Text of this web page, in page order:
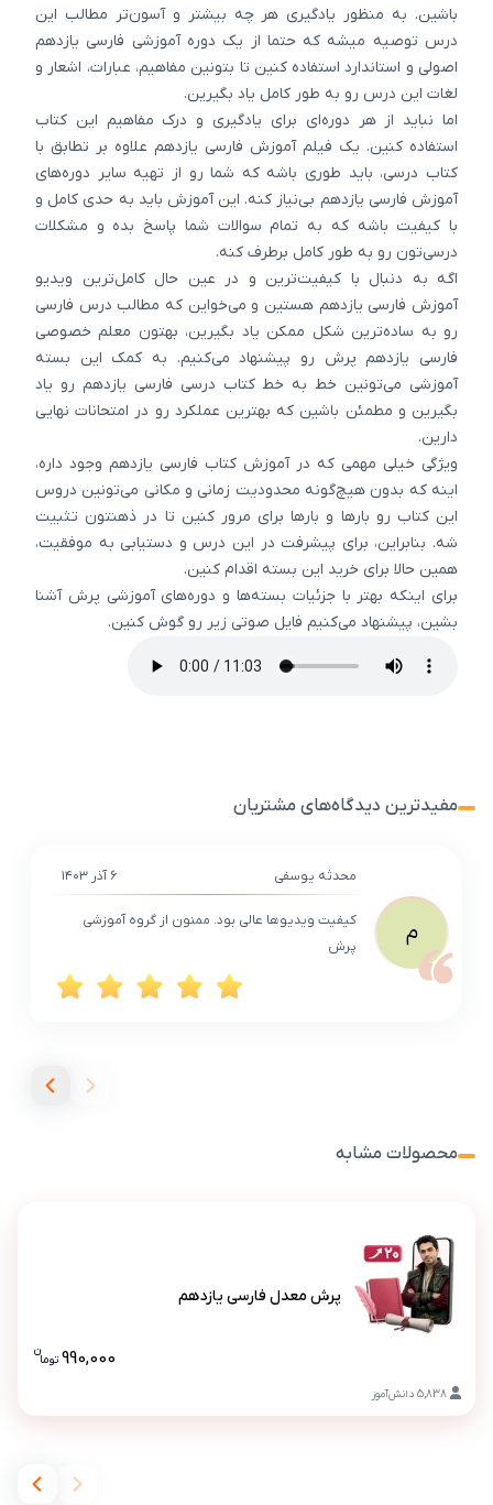
باشین. به منظور یادگیری هر چه بیشتر و آسون‌تر مطالب این
درس توصیه میشه که حتما از یک دوره آموزشی فارسی یازدهم
اصولی و استاندارد استفاده کنین تا بتونین مفاهیم، عبارات، اشعار و
لغات این درس رو به طور کامل یاد بگیرین.
اما نباید از هر دوره‌ای برای یادگیری و درک مفاهیم این کتاب
استفاده کنین. یک فیلم آموزش فارسی یازدهم علاوه بر تطابق با
کتاب درسی، باید طوری باشه که شما رو از تهیه سایر دوره‌های
آموزش فارسی یازدهم بی‌نیاز کنه. این آموزش باید به حدی کامل و
با کیفیت باشه که به تمام سوالات شما پاسخ بده و مشکلات
درسی‌تون رو به طور کامل برطرف کنه.
اگه به دنبال با کیفیت‌ترین و در عین حال کامل‌ترین ویدیو
آموزش فارسی یازدهم هستین و می‌خواین که مطالب درس فارسی
رو به ساده‌ترین شکل ممکن یاد بگیرین، بهتون معلم خصوصی
فارسی یازدهم پرش رو پیشنهاد می‌کنیم. به کمک این بسته
آموزشی می‌‎تونین خط به خط کتاب درسی فارسی یازدهم رو یاد
بگیرین و مطمئن باشین که بهترین عملکرد رو در امتحانات نهایی
دارین.
ویژگی خیلی مهمی که در آموزش کتاب فارسی یازدهم وجود داره،
اینه که بدون هیچ‌گونه محدودیت زمانی و مکانی می‌تونین دروس
این کتاب رو بارها و بارها برای مرور کنین تا در ذهنتون تثبیت
شه. بنابراین، برای پیشرفت در این درس و دستیابی به موفقیت،
همین حالا برای خرید این بسته اقدام کنین.
برای اینکه بهتر با جزئیات بسته‌ها و دوره‌های آموزشی پرش آشنا
بشین، پیشنهاد می‌کنیم فایل صوتی زیر رو گوش کنین.
مفیدترین دیدگاه‌های مشتریان
م
محدثه یوسفی ۶ آذر ۱۴۰۳
کیفیت ویدیوها عالی بود. ممنون از گروه آموزشی
پرش
محصولات مشابه
5,838 دانش‌آموز
پرش معدل فارسی یازدهم
990,000 توما
ن
قیمت